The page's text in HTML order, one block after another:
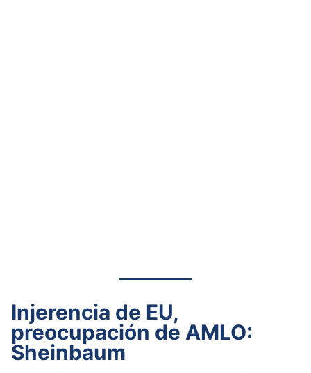
Injerencia de EU,
preocupación de AMLO:
Sheinbaum